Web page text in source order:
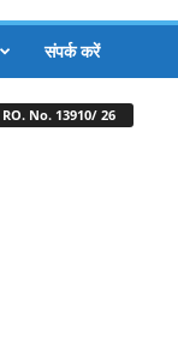
संपर्क करें
RO. No. 13910/ 26